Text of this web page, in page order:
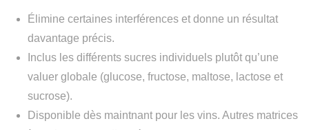
Élimine certaines interférences et donne un résultat
davantage précis.
Inclus les différents sucres individuels plutôt qu’une
valuer globale (glucose, fructose, maltose, lactose et
sucrose).
Disponible dès maintnant pour les vins. Autres matrices